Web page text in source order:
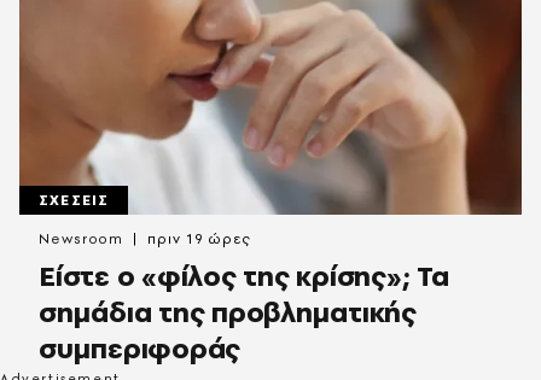
ΣΧΕΣΕΙΣ
Είστε ο «φίλος της κρίσης»; Τα
σημάδια της προβληματικής
συμπεριφοράς
Newsroom πριν 19 ώρες